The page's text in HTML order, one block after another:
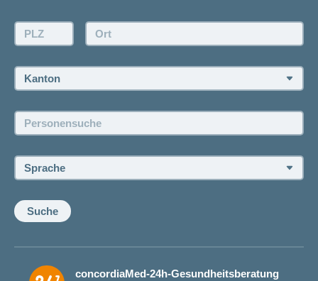
Offertanfrage
Rückruf anfordern
Offene Stellen
PLZ: Ort:
Kanton:
Personensuche:
Sprache:
Suche
concordiaMed-24h-Gesundheitsberatung